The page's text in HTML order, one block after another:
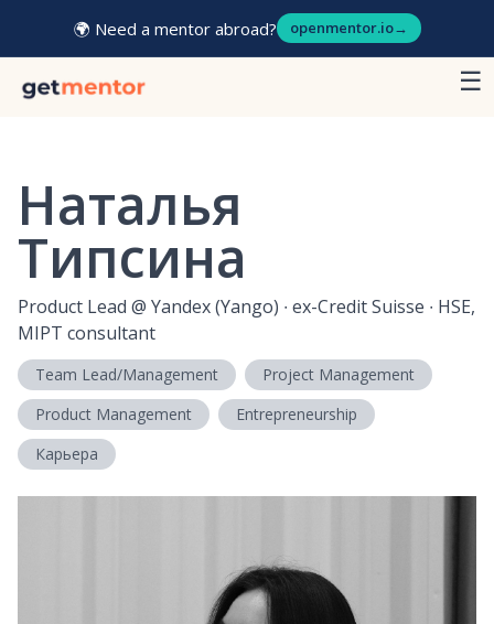
🌍 Need a mentor abroad? openmentor.io→
☰
Наталья
Типсина
Product Lead @ Yandex (Yango) ∙ ex-Credit Suisse ∙ HSE,
MIPT consultant
Team Lead/Management
Project Management
Product Management
Entrepreneurship
Карьера